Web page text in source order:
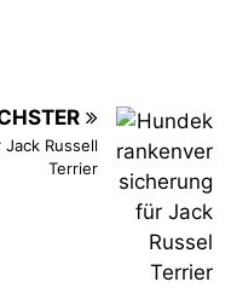
Russell
Terrier